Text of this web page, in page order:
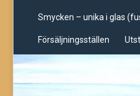
Smycken – unika i glas
Försäljningsställen